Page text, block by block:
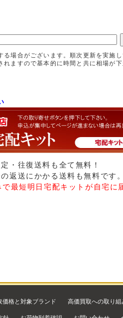
場合がございます。順次更新を実施し
ますので基本的に時間と共に相場が下
・往復送料も全て無料！
返送にかかる送料も無料です。
最短明日宅配キットが自宅に
価格と対象ブランド 高価買取への取り組